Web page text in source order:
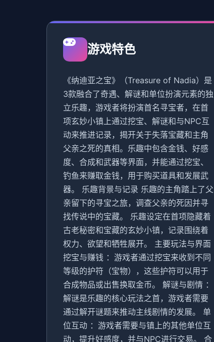
游戏特色
《纳迪亚之宝》（Treasure of Nadia）是
3款融合了奇遇、解谜和单位扮演元素的独
立乐趣，游戏者将扮演首名寻宝者，在首
项玄妙小镇上通过挖宝、解谜和与NPC互
动来推进记录，揭开关于失落宝藏和主角
父亲之死的真相。乐趣中包含金钱、好感
度、合成和武器等界面，并能通过挖宝、
钓鱼来赚取金钱，用于购买道具和发展武
器。 乐趣背景与记录 乐趣的主角踏上了父
亲留下的寻宝之旅，调查父亲的死因并寻
找传说中的宝藏。 乐趣设定在首项隐藏着
古老秘密和宝藏的玄妙小镇，记录围绕着
权力、欲望和牺牲展开。 主要玩法与界面
挖宝与赚钱 ：游戏者通过挖宝来收到不同
等级的护符（宝物），这些护符可以用于
合成物品或出售换取金币。 解谜与剧情 ：
解谜是乐趣的核心玩法之首，游戏者需要
通过解开谜题来推动主线剧情的发展。 单
位互动 ：游戏者需要与镇上的其他单位互
动，提升好感度，并与NPC进行交易。 合